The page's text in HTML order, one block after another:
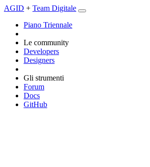
AGID + Team Digitale
Piano Triennale
Le community
Developers
Designers
Gli strumenti
Forum
Docs
GitHub